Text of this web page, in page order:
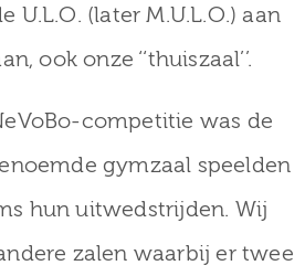
U.L.O. (later M.U.L.O.) aan
ook onze ‘‘thuiszaal’’.
competitie was de
gymzaal speelden
hun uitwedstrijden. Wij
zalen waarbij er twee